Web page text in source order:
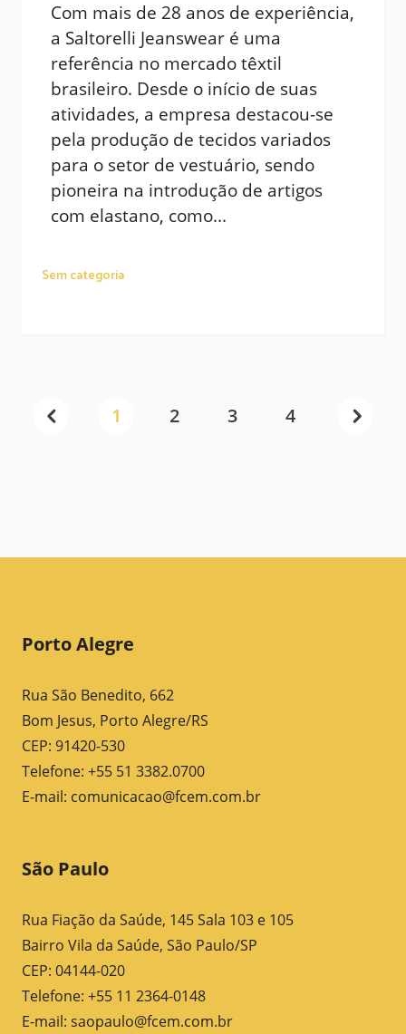
Com mais de 28 anos de experiência,
a Saltorelli Jeanswear é uma
referência no mercado têxtil
brasileiro. Desde o início de suas
atividades, a empresa destacou-se
pela produção de tecidos variados
para o setor de vestuário, sendo
pioneira na introdução de artigos
com elastano, como...
Sem categoria
1 2 3 4
Porto Alegre
Rua São Benedito, 662
Bom Jesus, Porto Alegre/RS
CEP: 91420-530
Telefone: +55 51 3382.0700
E-mail: comunicacao@fcem.com.br
São Paulo
Rua Fiação da Saúde, 145 Sala 103 e 105
Bairro Vila da Saúde, São Paulo/SP
CEP: 04144-020
Telefone: +55 11 2364-0148
E-mail: saopaulo@fcem.com.br